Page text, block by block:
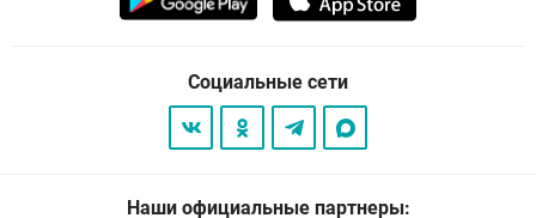
Социальные сети
Наши официальные партнеры: